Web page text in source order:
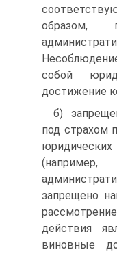
образом,
собой
достижение
б)
под страхом
запрещено
действия
виновные